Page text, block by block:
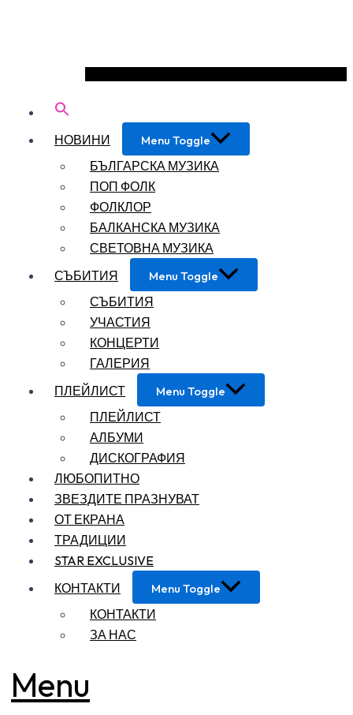
НОВИНИ Menu Toggle
БЪЛГАРСКА МУЗИКА
ПОП ФОЛК
ФОЛКЛОР
БАЛКАНСКА МУЗИКА
СВЕТОВНА МУЗИКА
СЪБИТИЯ
Menu Toggle
СЪБИТИЯ
УЧАСТИЯ
КОНЦЕРТИ
ГАЛЕРИЯ
ПЛЕЙЛИСТ
Menu Toggle
ПЛЕЙЛИСТ
АЛБУМИ
ДИСКОГРАФИЯ
ЛЮБОПИТНО
ЗВЕЗДИТЕ ПРАЗНУВАТ
ОТ ЕКРАНА
ТРАДИЦИИ
STAR EXCLUSIVE
КОНТАКТИ
Menu Toggle
КОНТАКТИ
ЗА НАС
Menu